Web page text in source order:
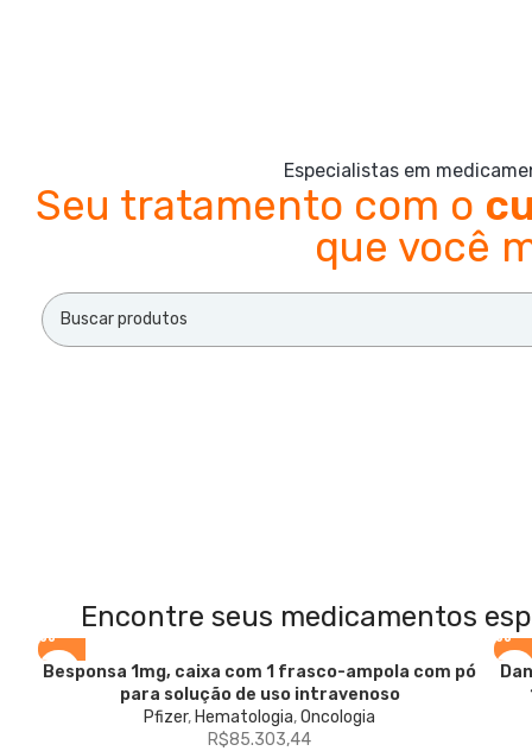
Especialistas em
Seu tratamento com o
que você
Encontre seus medicamentos
Besponsa1mg, caixa com 1 frasco-ampola com pó
para solução de uso intravenoso
Pfizer, Hematologia,Oncologia
R$85.303,44